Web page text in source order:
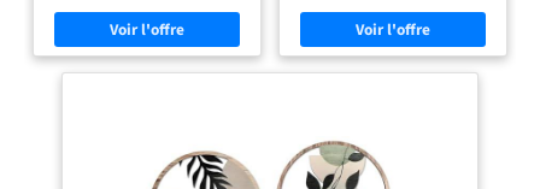
unique, en particulier pour la
configuration murale d’une salle de
jeux. La taille des panneaux muraux
est de 30 x 30 cm. Décoration
regards, imperméables, résistants
au feu, haute résistance et pratiques
milieu du siècle et créer une
atmosphère d'espace élégante et
minimaliste dans votre maison
MATÉRIAU DE QUALITÉ : L'étagère
mélange de grains de bois massif
renforce encore l'esthétique
naturelle et élégante que ces